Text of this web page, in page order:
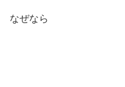
なぜなら